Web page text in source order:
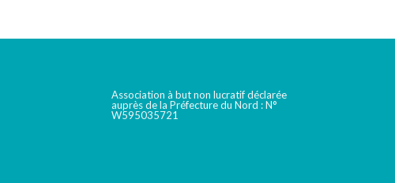
Association à but non lucratif déclarée
auprès de la Préfecture du Nord : N°
W595035721